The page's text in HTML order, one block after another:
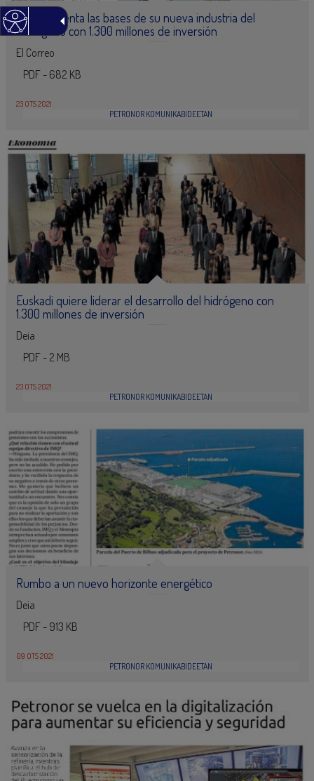
Euskadi sienta las bases de su nueva industria del
hidrógeno con 1.300 millones de inversión
El Correo
PDF - 682 KB
23 OTS 2021
PETRONOR KOMUNIKABIDEETAN
Euskadi quiere liderar el desarrollo del hidrógeno con
1.300 millones de inversión
Deia
PDF - 2 MB
23 OTS 2021
PETRONOR KOMUNIKABIDEETAN
Rumbo a un nuevo horizonte energético
Deia
PDF - 913 KB
09 OTS 2021
PETRONOR KOMUNIKABIDEETAN